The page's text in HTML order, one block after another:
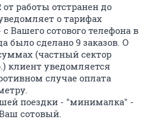
работы отстранен до
о тарифах
Вашего сотового телефона в
было сделано 9 заказов. О
(частный сектор
клиент уведомляется
случае оплата
поездки - "минималка" -
сотовый.